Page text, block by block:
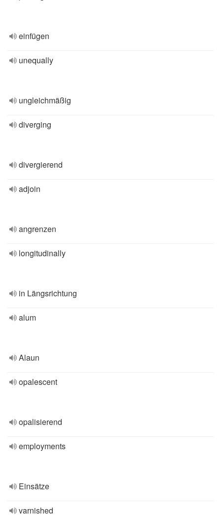
einfügen
unequally
ungleichmäßig
diverging
divergierend
adjoin
angrenzen
longitudinally
in Längsrichtung
alum
Alaun
opalescent
opalisierend
employments
Einsätze
varnished